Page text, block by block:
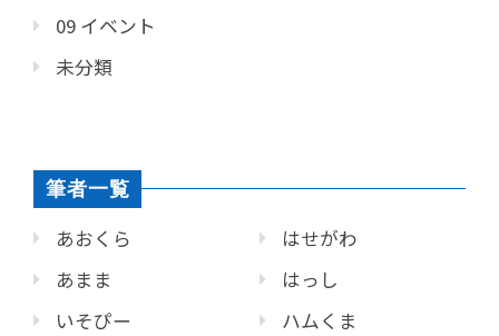
09 イベント
未分類
筆者一覧
あおくら
あまま
いそぴー
はせがわ
はっし
ハムくま